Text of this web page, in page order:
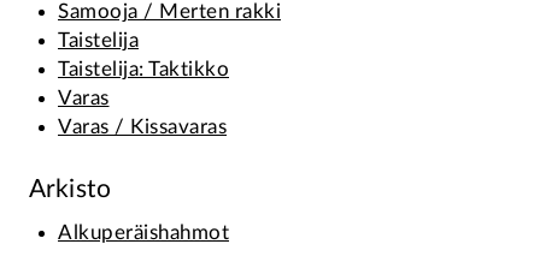
Samooja / Merten rakki
Taistelija
Taistelija: Taktikko
Varas
Varas / Kissavaras
Arkisto
Alkuperäishahmot